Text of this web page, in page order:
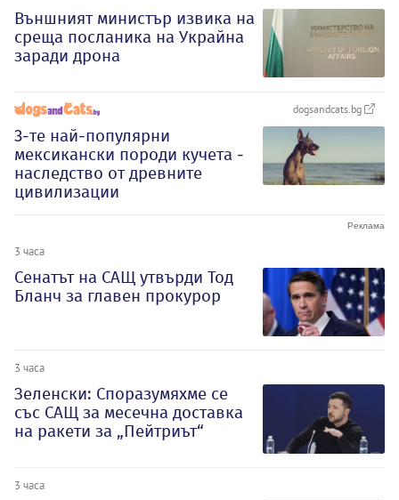
Външният министър извика на
среща посланика на Украйна
заради дрона
dogsandcats.bg
3-те най-популярни
мексикански породи кучета -
наследство от древните
цивилизации
3 часа
Сенатът на САЩ утвърди Тод
Бланч за главен прокурор
3 часа
Зеленски: Споразумяхме се
със САЩ за месечна доставка
на ракети за „Пейтриът“
3 часа